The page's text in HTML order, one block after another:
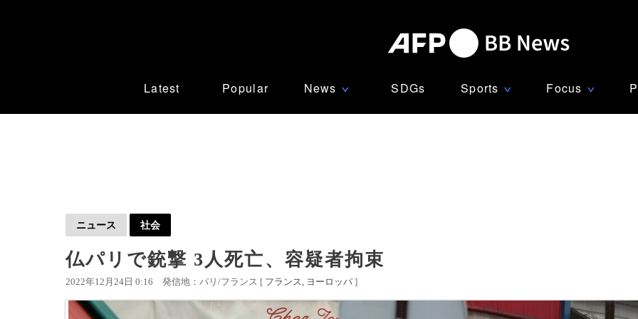
Latest Popular News ∨ SDGs Sports ∨ Focus ∨
ニュース 社会
仏パリで銃撃 3人死亡、容疑者拘束
2022年12月24日 0:16 発信地：パリ/フランス [ フランス ヨーロッパ ]